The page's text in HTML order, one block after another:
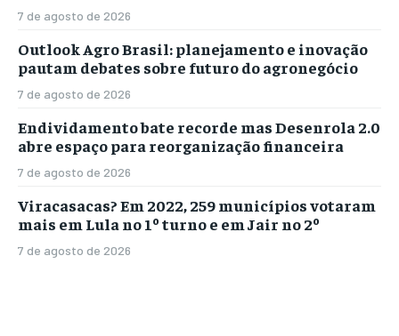
7 de agosto de 2026
Outlook Agro Brasil: planejamento e inovação
pautam debates sobre futuro do agronegócio
7 de agosto de 2026
Endividamento bate recorde mas Desenrola 2.0
abre espaço para reorganização financeira
7 de agosto de 2026
Viracasacas? Em 2022, 259 municípios votaram
mais em Lula no 1º turno e em Jair no 2º
7 de agosto de 2026